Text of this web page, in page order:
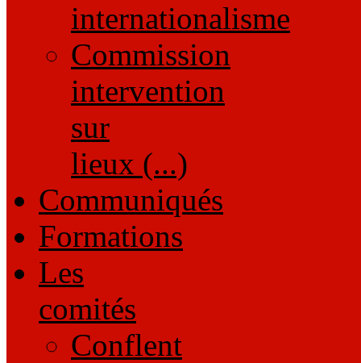
internationalisme
Commission
intervention
sur
lieux (...)
Communiqués
Formations
Les
comités
Conflent